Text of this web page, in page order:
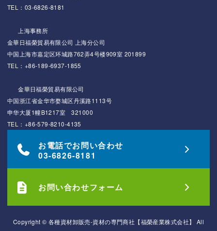
TEL：03-6826-8181
上海事務所
金華日福榮貿易有限公司 上海分公司
中国上海市嘉定区环城路762弄4号楼909室 201899
TEL：+86-189-6937-1855
金華日福榮貿易有限公司
中国浙江省金华市婺城区丹溪路1113号
申华大厦1幢B1217室 321000
TEL：+86-579-8210-4135
お電話でお問い合わせ
03-6826-8181
お問い合わせフォーム
Copyright © 各種資材卸販売-資材の専門商社【福榮産業株式会社】 All